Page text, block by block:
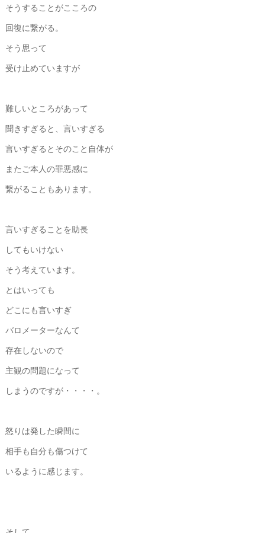
そうすることがこころの
回復に繋がる。
そう思って
受け止めていますが
難しいところがあって
聞きすぎると、言いすぎる
言いすぎるとそのこと自体が
またご本人の罪悪感に
繋がることもあります。
言いすぎることを助長
してもいけない
そう考えています。
とはいっても
どこにも言いすぎ
バロメーターなんて
存在しないので
主観の問題になって
しまうのですが・・・・。
怒りは発した瞬間に
相手も自分も傷つけて
いるように感じます。